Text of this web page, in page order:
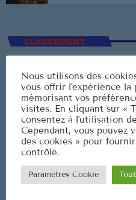
CLASSEMENT
Nous utilisons des
vous offrir l'expérience la
mémorisant vos
visites. En cliquant sur «
consentez à l'utilisation
Cependant, vous pouvez
des cookies » pour
contrôlé.
Paramètres Cookie